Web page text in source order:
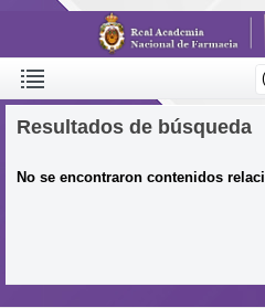
Resultados de búsqueda
No se encontraron contenidos